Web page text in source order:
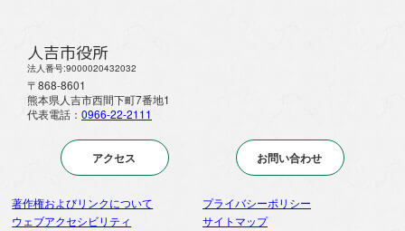
人吉市役所
法人番号:9000020432032
〒868-8601
熊本県人吉市西間下町7番地1
代表電話： 0966-22-2111
アクセス お問い合わせ
著作権およびリンクについて
プライバシーポリシー
ウェブアクセシビリティ
サイトマップ